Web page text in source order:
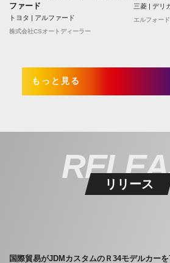
ファード
トヨタ | アルファード
株式会社CSオートディーラー
三菱 | デリ
エルフォード
もっと見る
リリース
国際貿易がJDMカスタムのＲ34モデルカー